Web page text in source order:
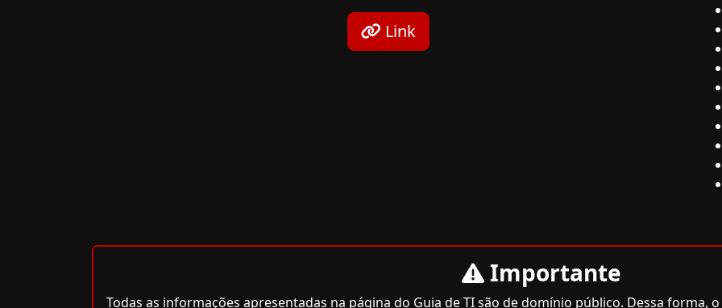
Link
Importante
Todas as informações apresentadas na página do Guia de TI são de domínio público. Dessa forma,